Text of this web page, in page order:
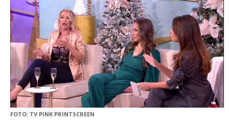
FOTO: TV PINK PRINTSCREEN